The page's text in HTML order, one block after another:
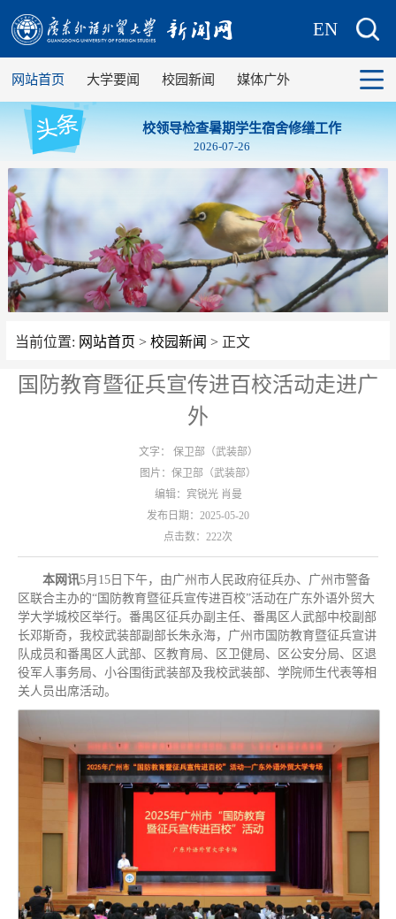
EN
网站首页 大学要闻 校园新闻 媒体广外
校领导检查暑期学生宿舍修缮工作
2026-07-26
当前位置: 网站首页 > 校园新闻 > 正文
国防教育暨征兵宣传进百校活动走进广
外
文字： 保卫部（武装部）
图片：保卫部（武装部）
编辑：宾锐光 肖曼
发布日期：2025-05-20
点击数： 222次
本网讯5月15日下午，由广州市人民政府征兵办、广州市警备
区联合主办的“国防教育暨征兵宣传进百校”活动在广东外语外贸大
学大学城校区举行。番禺区征兵办副主任、番禺区人武部中校副部
长邓斯奇，我校武装部副部长朱永海，广州市国防教育暨征兵宣讲
队成员和番禺区人武部、区教育局、区卫健局、区公安分局、区退
役军人事务局、小谷围街武装部及我校武装部、学院师生代表等相
关人员出席活动。